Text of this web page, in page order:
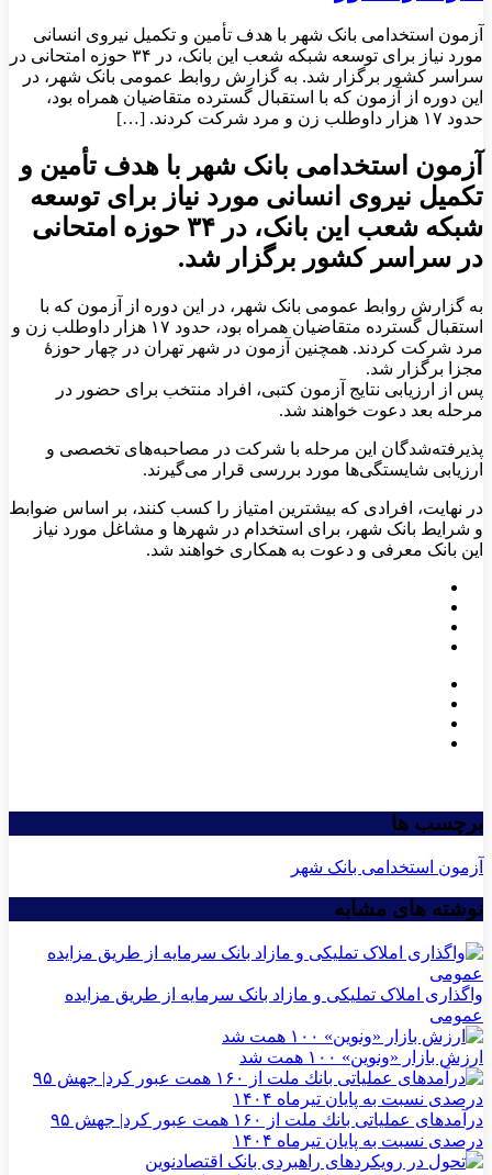
آزمون استخدامی بانک شهر با هدف تأمین و تکمیل نیروی انسانی
مورد نیاز برای توسعه شبکه شعب این بانک، در ۳۴ حوزه امتحانی در
سراسر کشور برگزار شد. به گزارش روابط عمومی بانک شهر، در
این دوره از آزمون که با استقبال گسترده متقاضیان همراه بود،
حدود ۱۷ هزار داوطلب زن و مرد شرکت کردند. […]
آزمون استخدامی بانک شهر با هدف تأمین و
تکمیل نیروی انسانی مورد نیاز برای توسعه
شبکه شعب این بانک، در ۳۴ حوزه امتحانی
در سراسر کشور برگزار شد.
به گزارش روابط عمومی بانک شهر، در این دوره از آزمون که با
استقبال گسترده متقاضیان همراه بود، حدود ۱۷ هزار داوطلب زن و
مرد شرکت کردند. همچنین آزمون در شهر تهران در چهار حوزهٔ
مجزا برگزار شد.
پس از ارزیابی نتایج آزمون کتبی، افراد منتخب برای حضور در
مرحله بعد دعوت خواهند شد.
پذیرفته‌شدگان این مرحله با شرکت در مصاحبه‌های تخصصی و
ارزیابی شایستگی‌ها مورد بررسی قرار می‌گیرند.
در نهایت، افرادی که بیشترین امتیاز را کسب کنند، بر اساس ضوابط
و شرایط بانک شهر، برای استخدام در شهرها و مشاغل مورد نیاز
این بانک معرفی و دعوت به همکاری خواهند شد.
برچسب ها
آزمون استخدامی بانک شهر
نوشته های مشابه
واگذاری املاک تملیکی و مازاد بانک سرمایه از طریق مزایده
عمومی
ارزش بازار «ونوین» ۱۰۰ همت شد
درآمدهای عملیاتی بانك ملت از ۱۶۰ همت عبور كرد| جهش ۹۵
درصدی نسبت به پایان تیرماه ۱۴۰۴